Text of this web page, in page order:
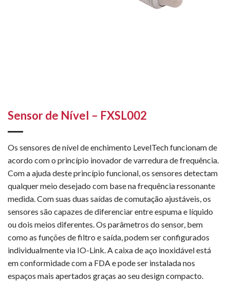
Sensor de Nível – FXSL002
Os sensores de nível de enchimento LevelTech funcionam de
acordo com o princípio inovador de varredura de frequência.
Com a ajuda deste princípio funcional, os sensores detectam
qualquer meio desejado com base na frequência ressonante
medida. Com suas duas saídas de comutação ajustáveis, os
sensores são capazes de diferenciar entre espuma e líquido
ou dois meios diferentes. Os parâmetros do sensor, bem
como as funções de filtro e saída, podem ser configurados
individualmente via IO-Link. A caixa de aço inoxidável está
em conformidade com a FDA e pode ser instalada nos
espaços mais apertados graças ao seu design compacto.